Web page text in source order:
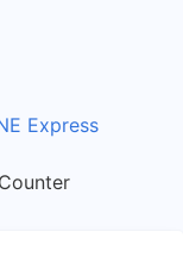
Express